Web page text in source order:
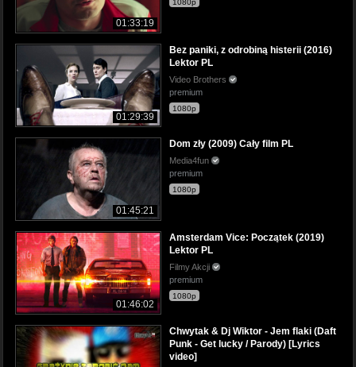
01:33:19
1080p
01:29:39
Bez paniki, z odrobiną histerii (2016)
Lektor PL
Video Brothers
premium
1080p
01:45:21
Dom zły (2009) Cały film PL
Media4fun
premium
1080p
01:46:02
Amsterdam Vice: Początek (2019)
Lektor PL
Filmy Akcji
premium
1080p
Chwytak & Dj Wiktor - Jem flaki (Daft
Punk - Get lucky / Parody) [Lyrics
video]